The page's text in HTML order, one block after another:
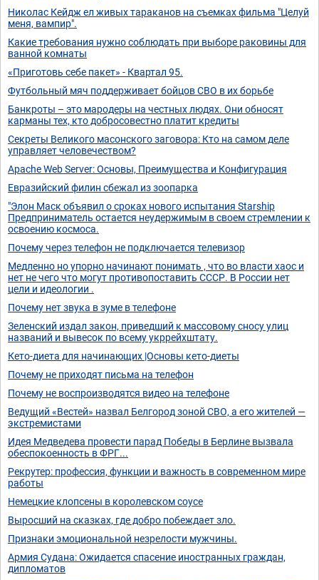
Николас Кейдж ел живых тараканов на съемках фильма "Целуй
меня, вампир".
Какие требования нужно соблюдать при выборе раковины для
ванной комнаты
«Приготовь себе пакет» - Квартал 95.
Футбольный мяч поддерживает бойцов СВО в их борьбе
Банкроты – это мародеры на честных людях. Они обносят
карманы тех, кто добросовестно платит кредиты
Секреты Великого масонского заговора: Кто на самом деле
управляет человечеством?
Apache Web Server: Основы, Преимущества и Конфигурация
Евразийский филин сбежал из зоопарка
"Элон Маск объявил о сроках нового испытания Starship
Предприниматель остается неудержимым в своем стремлении к
освоению космоса.
Почему через телефон не подключается телевизор
Медленно но упорно начинают понимать , что во власти хаос и
нет не чего что могут противопоставить СССР. В России нет
цели и идеологии .
Почему нет звука в зуме в телефоне
Зеленский издал закон, приведший к массовому сносу улиц
названий и вывесок по всему укррейхштату.
Кето-диета для начинающих |Основы кето-диеты
Почему не приходят письма на телефон
Почему не воспроизводятся видео на телефоне
Ведущий «Вестей» назвал Белгород зоной СВО, а его жителей —
экстремистами
Идея Медведева провести парад Победы в Берлине вызвала
обеспокоенность в ФРГ...
Рекрутер: профессия, функции и важность в современном мире
работы
Немецкие клопсены в королевском соусе
Выросший на сказках, где добро побеждает зло.
Признаки эмоциональной незрелости мужчины.
Армия Судана: Ожидается спасение иностранных граждан,
дипломатов